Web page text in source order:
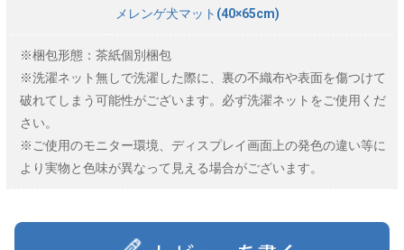
メレンゲ犬マット(40×65cm)
※梱包形態：茶紙個別梱包
※洗濯ネット無しで洗濯した際に、裏の不織布や表面を傷つけて
破れてしまう可能性がございます。必ず洗濯ネットをご使用くだ
さい。
※ご使用のモニター環境、ディスプレイ画面上の発色の違い等に
より実物と色味が異なって見える場合がございます。